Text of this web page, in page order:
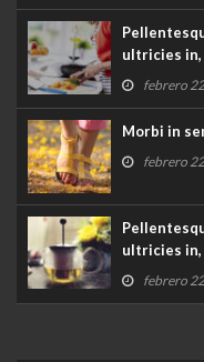
ultricies in,
febrero
Morbi in
febrero
ultricies in,
febrero